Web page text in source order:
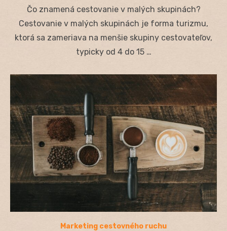
Čo znamená cestovanie v malých skupinách?
Cestovanie v malých skupinách je forma turizmu,
ktorá sa zameriava na menšie skupiny cestovateľov,
typicky od 4 do 15 …
Marketing cestovného ruchu